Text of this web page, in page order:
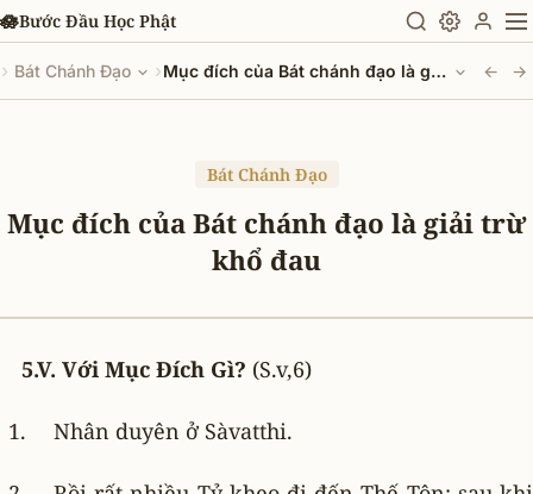
Chuyển đến nội dung chính
🪷Bước Đầu Học Phật
› Bát Chánh Đạo › Mục đích của Bát chánh đạo là giải trừ khổ đau ← →
Bát Chánh Đạo
Mục đích của Bát chánh đạo là giải trừ
khổ đau
5.V. Với Mục Ðích Gì? (S.v,6)
Nhân duyên ở Sàvatthi.